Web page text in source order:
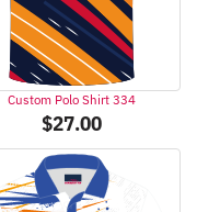
Custom Polo Shirt 334
$27.00